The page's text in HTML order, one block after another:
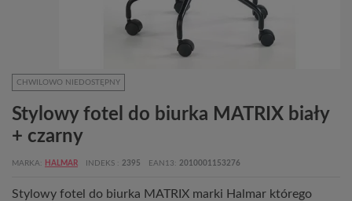
CHWILOWO NIEDOSTĘPNY
Stylowy fotel do biurka MATRIX biały
+ czarny
MARKA HALMAR INDEKS 2395 EAN13 2010001153276
Stylowy fotel do biurka MATRIX marki Halmar którego